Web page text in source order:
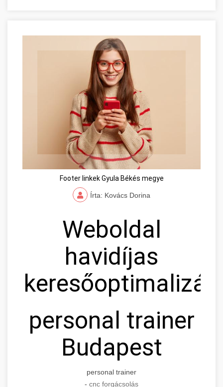
Footer linkek Gyula Békés megye
Írta: Kovács Dorina
Weboldal
havidíjas
personal trainer
Budapest
personal trainer
- cnc forgácsolás